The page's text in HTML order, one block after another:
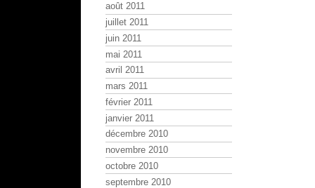
août 2011
juillet 2011
juin 2011
mai 2011
avril 2011
mars 2011
février 2011
janvier 2011
décembre 2010
novembre 2010
octobre 2010
septembre 2010